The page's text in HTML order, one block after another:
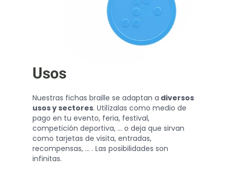
Usos
Nuestras fichas braille se adaptan a diversos
usos y sectores. Utilízalas como medio de
pago en tu evento, feria, festival,
competición deportiva, ... o deja que sirvan
como tarjetas de visita, entradas,
recompensas, ... . Las posibilidades son
infinitas.